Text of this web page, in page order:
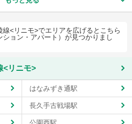
<リニモ>でエリアを広げるとこちら
ョン・アパート）が見つかりまし
<リニモ>
はなみずき通駅
長久手古戦場駅